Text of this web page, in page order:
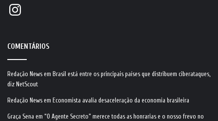
Instagram
COMENTÁRIOS
Redação News em Brasil está entre os principais países que distribuem ciberataques,
diz NetScout
Redação News em Economista avalia desaceleração da economia brasileira
Graça Sena em “O Agente Secreto” merece todas as honrarias e o nosso frevo no